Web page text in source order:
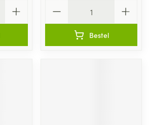
Bestel